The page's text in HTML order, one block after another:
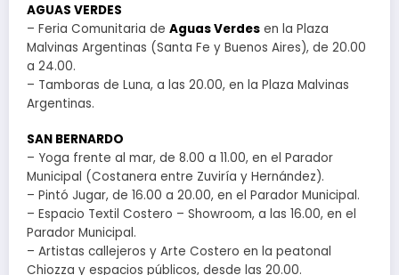
AGUAS VERDES
– Feria Comunitaria de Aguas Verdes en la Plaza
Malvinas Argentinas (Santa Fe y Buenos Aires), de 20.00
a 24.00.
– Tamboras de Luna, a las 20.00, en la Plaza Malvinas
Argentinas.
SAN BERNARDO
– Yoga frente al mar, de 8.00 a 11.00, en el Parador
Municipal (Costanera entre Zuviría y Hernández).
– Pintó Jugar, de 16.00 a 20.00, en el Parador Municipal.
– Espacio Textil Costero – Showroom, a las 16.00, en el
Parador Municipal.
– Artistas callejeros y Arte Costero en la peatonal
Chiozza y espacios públicos, desde las 20.00.